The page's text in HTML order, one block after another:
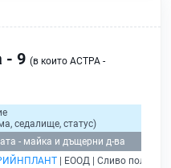
- 9 (в които АСТРА -
седалище, статус)
- майка и дъщерни д-ва
| ЕООД | Сливо поле |